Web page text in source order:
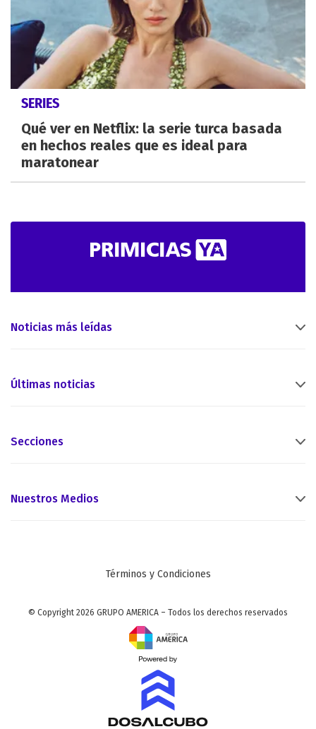
SERIES
Qué ver en Netflix: la serie turca basada
en hechos reales que es ideal para
maratonear
Noticias más leídas
Últimas noticias
Secciones
Nuestros Medios
Términos y Condiciones
© Copyright 2026 GRUPO AMERICA – Todos los derechos reservados